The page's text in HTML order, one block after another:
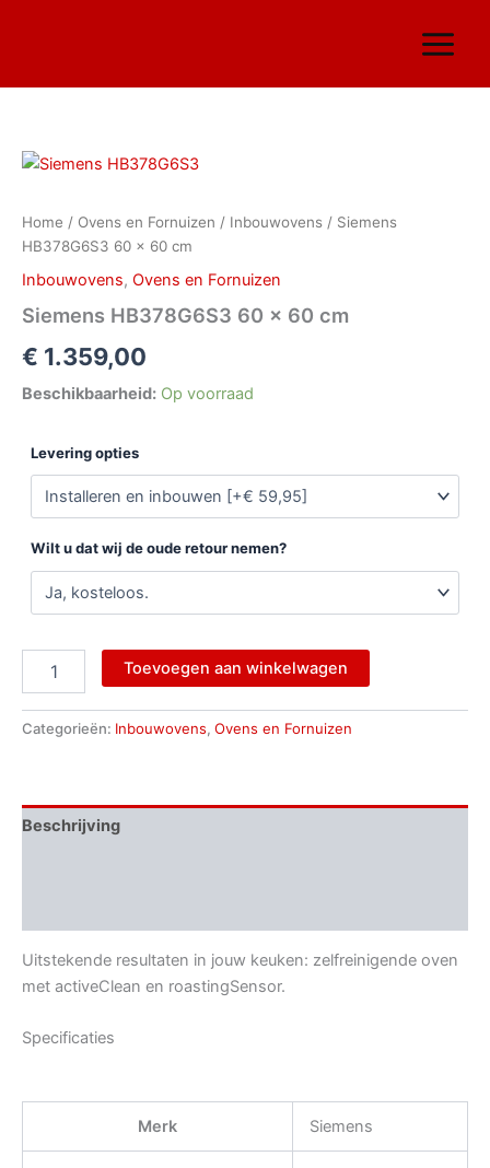
inhoud
Home / Ovens en Fornuizen / Inbouwovens / Siemens
HB378G6S3 60 x 60 cm
Inbouwovens, Ovens en Fornuizen
Siemens HB378G6S3 60 x 60 cm
€ 1.359,00
Beschikbaarheid: Op voorraad
Levering opties
Wilt u dat wij de oude retour nemen?
Siemens
x
60
cm
aantal
Toevoegen aan winkelwagen
Categorieën: Inbouwovens, Ovens en Fornuizen
Beschrijving
Uitstekende resultaten in jouw keuken: zelfreinigende oven
met activeClean en roastingSensor.
Specificaties
Merk Siemens